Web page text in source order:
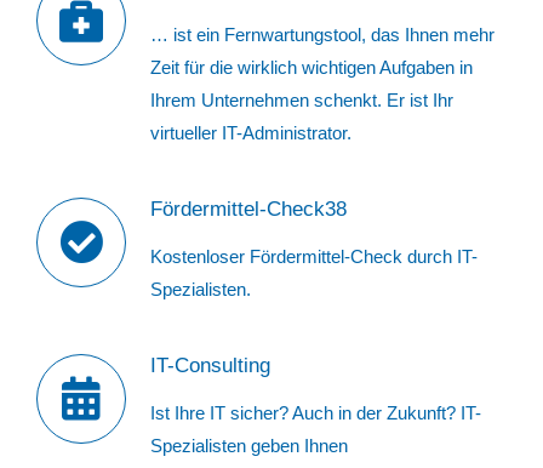
… ist ein Fernwartungstool, das Ihnen mehr
Zeit für die wirklich wichtigen Aufgaben in
Ihrem Unternehmen schenkt. Er ist Ihr
virtueller IT-Administrator.
Fördermittel-Check38
Kostenloser Fördermittel-Check durch IT-
Spezialisten.
IT-Consulting
Ist Ihre IT sicher? Auch in der Zukunft? IT-
Spezialisten geben Ihnen